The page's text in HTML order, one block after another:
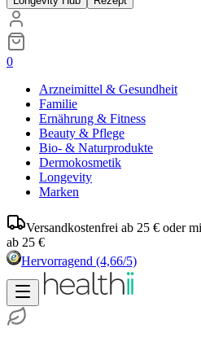
0
Arzneimittel & Gesundheit
Familie
Ernährung & Fitness
Beauty & Pflege
Bio- & Naturprodukte
Dermokosmetik
Longevity
Marken
Versandkostenfrei ab 25 € oder
ab 25 €
Hervorragend (4,66/5)